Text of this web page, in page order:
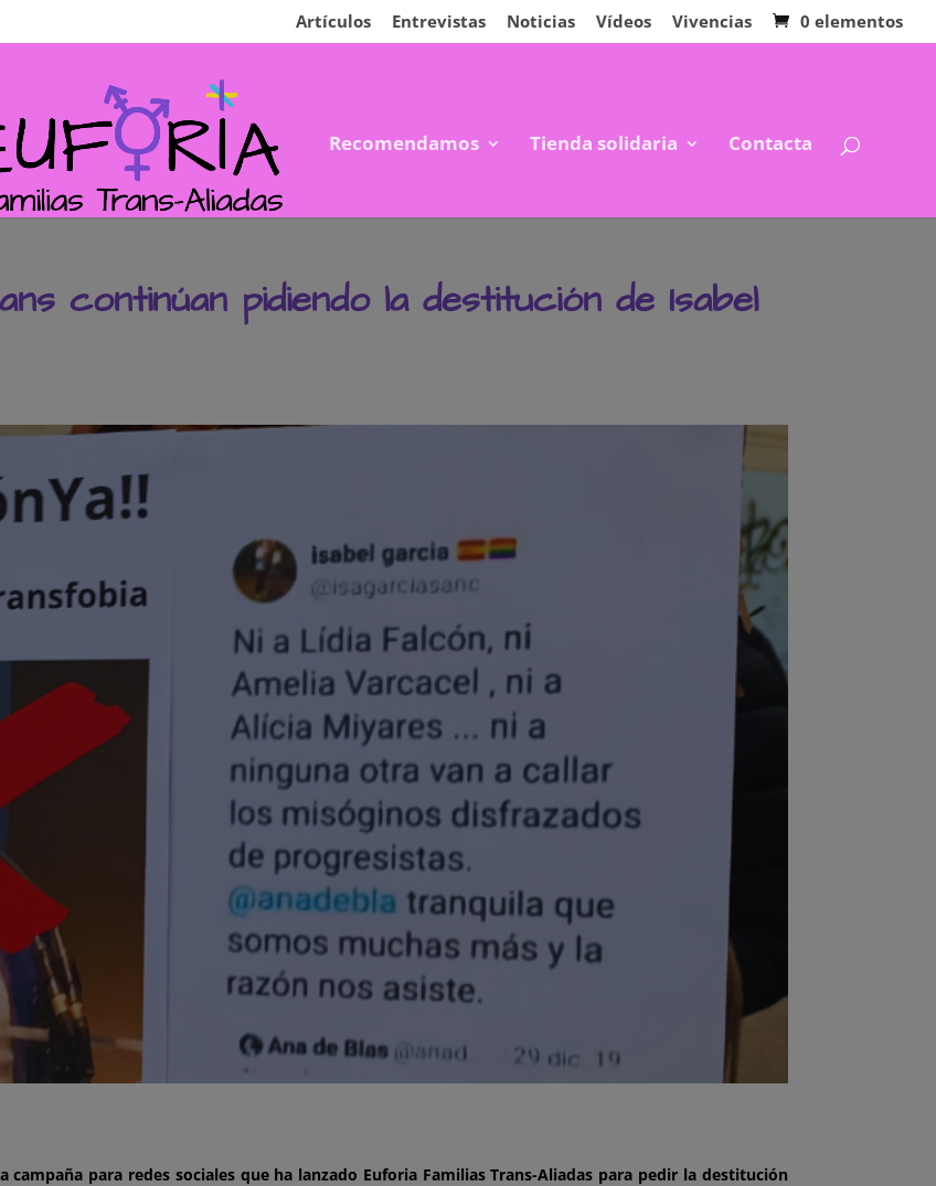
Artículos Entrevistas Noticias Vídeos Vivencias 0 elementos
Recomendamos Tienda solidaria Contacta
continúan pidiendo la destitución de Isabel
campaña para redes sociales que ha lanzado Euforia Familias Trans-Aliadas para pedir la destitución